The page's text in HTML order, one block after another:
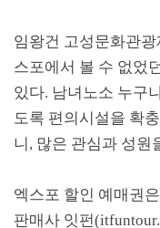
임왕건 고성문화관
스포에서 볼 수 없었
있다. 남녀노소 누구
도록 편의시설을 확
니 , 많은 관심과 성원
엑스포 할인 예매권
판매사 잇펀